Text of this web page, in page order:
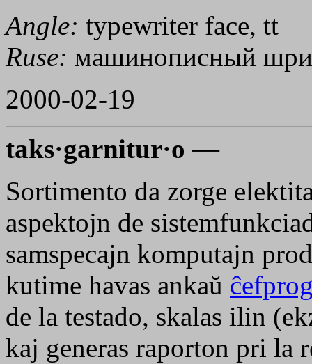
Angle: typewriter face, tt
Ruse: машинописный
2000-02-19
taks·garnitur·o —
Sortimento da zorge
aspektojn de
samspecajn komputajn
kutime havas ankaŭ
de la testado, skalas ilin
kaj generas raporton pri la